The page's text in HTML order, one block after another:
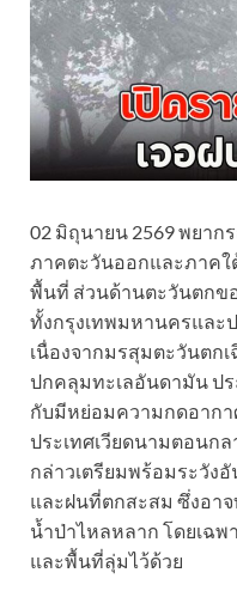
02 มิถุนายน 2569 พยาก
ภาคตะวันออกและภาค
พื้นที่ ส่วนด้านตะวันตกข
ทั้งกรุงเทพมหานครแล
เนื่องจากมรสุมตะวันตก
ปกคลุมทะเลอันดามัน ปร
กับมีหย่อมความกดอากา
ประเทศเวียดนามตอนก
กล่าวเตรียมพร้อมระวัง
และฝนที่ตกสะสม ซึ่งอา
น้ำป่าไหลหลาก โดยเฉพ
และพื้นที่ลุ่มไว้ด้วย